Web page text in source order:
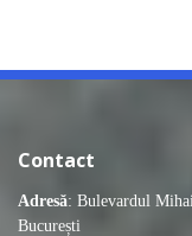
Contact
Adresă: Bulevardul
București